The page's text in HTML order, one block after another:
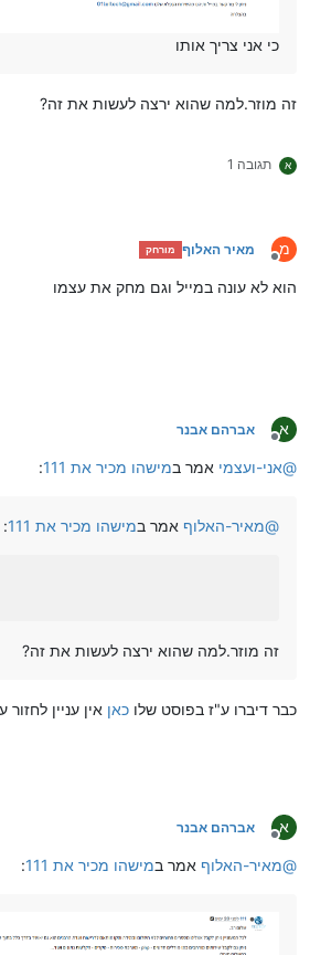
כי אני צריך אותו
זה מוזר.למה שהוא ירצה לעשות את זה?
א תגובה 1
מ
מנותק
מאיר האלוף מורחק
הוא לא עונה במייל וגם מחק את עצמו
א
מנותק
אברהם אבנר
@אני-ועצמי אמר במישהו מכיר את 111 :
@מאיר-האלוף אמר במישהו מכיר את 111 :
זה מוזר.למה שהוא ירצה לעשות את זה?
כבר דיברו ע"ז בפוסט שלו כאן אין עניין
א
מנותק
אברהם אבנר
@מאיר-האלוף אמר במישהו מכיר את 111 :